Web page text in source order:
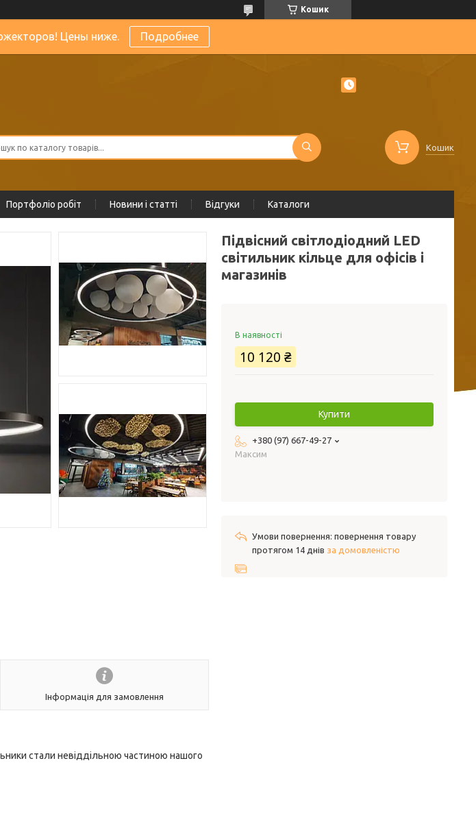
Кошик
Цены ниже. Подробнее
Кошик
Портфоліо робіт Новини і статті Відгуки Каталоги
Інформація для замовлення
стали невіддільною частиною нашого
Підвісний світлодіодний LED
світильник кільце для офісів і
магазинів
В наявності
10 120 ₴
Купити
+380 (97) 667-49-27
Максим
повернення товару
протягом 14 днів за домовленістю